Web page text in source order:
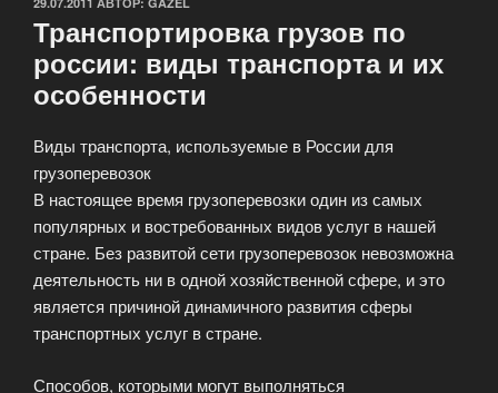
Транспортировка грузов по
россии: виды транспорта и их
особенности
Виды транспорта, используемые в России для
грузоперевозок
В настоящее время грузоперевозки один из самых
популярных и востребованных видов услуг в нашей
стране. Без развитой сети грузоперевозок невозможна
деятельность ни в одной хозяйственной сфере, и это
является причиной динамичного развития сферы
транспортных услуг в стране.
Способов, которыми могут выполняться